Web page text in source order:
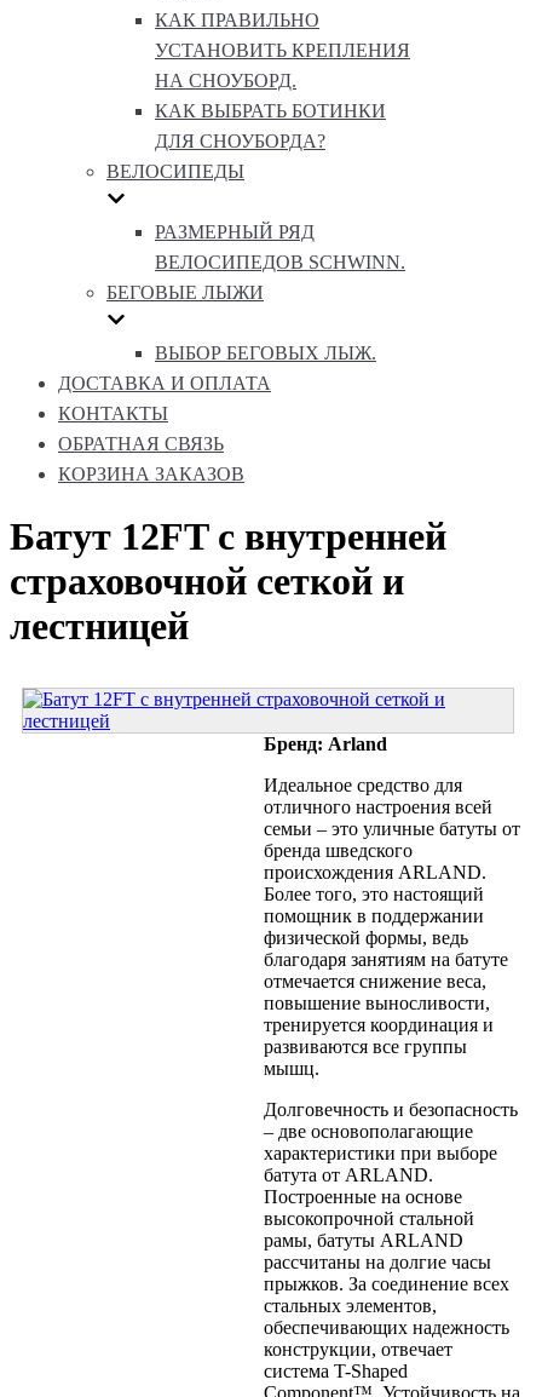
КАК ПРАВИЛЬНО
УСТАНОВИТЬ КРЕПЛЕНИЯ
НА СНОУБОРД.
КАК ВЫБРАТЬ БОТИНКИ
ДЛЯ СНОУБОРДА?
ВЕЛОСИПЕДЫ
РАЗМЕРНЫЙ РЯД
ВЕЛОСИПЕДОВ SCHWINN.
БЕГОВЫЕ ЛЫЖИ
ВЫБОР БЕГОВЫХ ЛЫЖ.
ДОСТАВКА И ОПЛАТА
КОНТАКТЫ
ОБРАТНАЯ СВЯЗЬ
КОРЗИНА ЗАКАЗОВ
Батут 12FT с внутренней
страховочной сеткой и
лестницей
Бренд: Arland
Идеальное средство для
отличного настроения всей
семьи – это уличные батуты от
бренда шведского
происхождения ARLAND.
Более того, это настоящий
помощник в поддержании
физической формы, ведь
благодаря занятиям на батуте
отмечается снижение веса,
повышение выносливости,
тренируется координация и
развиваются все группы
мышц.
Долговечность и безопасность
– две основополагающие
характеристики при выборе
батута от ARLAND.
Построенные на основе
высокопрочной стальной
рамы, батуты ARLAND
рассчитаны на долгие часы
прыжков. За соединение всех
стальных элементов,
обеспечивающих надежность
конструкции, отвечает
система T-Shaped
Component™. Устойчивость на